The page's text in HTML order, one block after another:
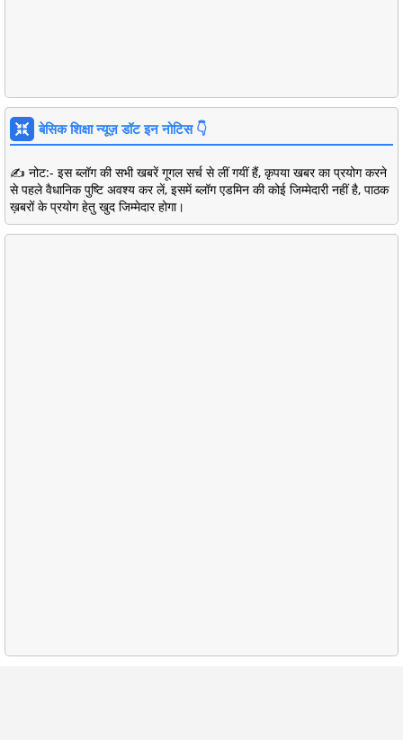
बेसिक शिक्षा न्यूज़ डॉट इन नोटिस 👇
✍️ नोट:- इस ब्लॉग की सभी खबरें गूगल सर्च से लीं गयीं हैं, कृपया खबर का प्रयोग करने
से पहले वैधानिक पुष्टि अवश्य कर लें, इसमें ब्लॉग एडमिन की कोई जिम्मेदारी नहीं है, पाठक
ख़बरों के प्रयोग हेतु खुद जिम्मेदार होगा।